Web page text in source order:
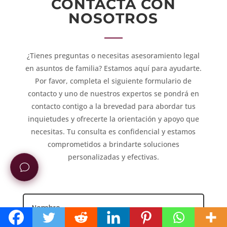
CONTACTA CON
NOSOTROS
¿Tienes preguntas o necesitas asesoramiento legal
en asuntos de familia? Estamos aquí para ayudarte.
Por favor, completa el siguiente formulario de
contacto y uno de nuestros expertos se pondrá en
contacto contigo a la brevedad para abordar tus
inquietudes y ofrecerte la orientación y apoyo que
necesitas. Tu consulta es confidencial y estamos
comprometidos a brindarte soluciones
personalizadas y efectivas.